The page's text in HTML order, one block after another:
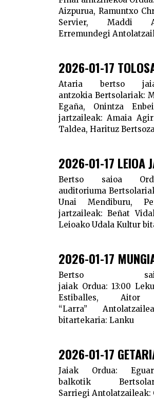
Aizpurua, Ramuntxo
Servier, Maddi
Erremundegi
2026-01-17
Ataria bertso
antzokia Bertsolariak:
Egaña, Onintza
jartzaileak: Amaia
Taldea, Harituz
2026-01-17 LEIOA
Bertso saioa
auditoriuma
Unai Mendiburu,
jartzaileak: Beñat
Leioako Udala Kultur
2026-01-17
Bertso
jaiak Ordua: 13:00
Estiballes, Aitor
“Larra”
bitartekaria: Lanku
2026-01-17
Jaiak Ordua:
balkotik
Sarriegi Antolatzaileak: